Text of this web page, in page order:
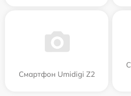
Смартфон Umidigi Z2